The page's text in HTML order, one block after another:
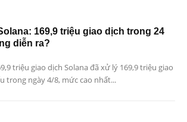
169,9 triệu giao dịch trong 24
diễn ra?
triệu giao dịch Solana đã xử lý 169,9 triệu giao
trong ngày 4/8, mức cao nhất...